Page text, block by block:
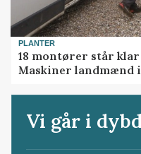
PLANTER
18 montører står klar
Maskiner landmænd
Vi går i